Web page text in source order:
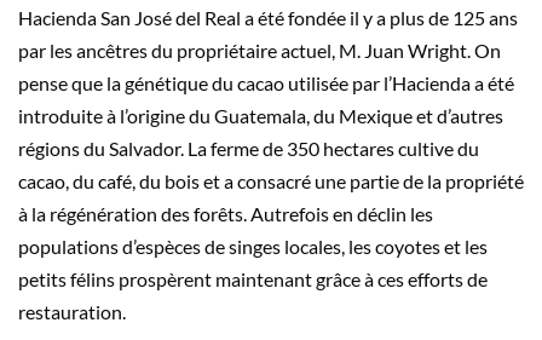
Hacienda San José del Real a été fondée il y a plus de 125 ans
par les ancêtres du propriétaire actuel, M. Juan Wright. On
pense que la génétique du cacao utilisée par l’Hacienda a été
introduite à l’origine du Guatemala, du Mexique et d’autres
régions du Salvador. La ferme de 350 hectares cultive du
cacao, du café, du bois et a consacré une partie de la propriété
à la régénération des forêts. Autrefois en déclin les
populations d’espèces de singes locales, les coyotes et les
petits félins prospèrent maintenant grâce à ces efforts de
restauration.